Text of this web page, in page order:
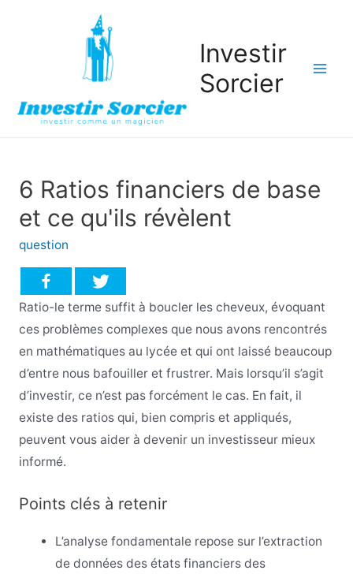
Investir
Sorcier
6 Ratios financiers de base
et ce qu'ils révèlent
question
Ratio-le terme suffit à boucler les cheveux, évoquant
ces problèmes complexes que nous avons rencontrés
en mathématiques au lycée et qui ont laissé beaucoup
d’entre nous bafouiller et frustrer. Mais lorsqu’il s’agit
d’investir, ce n’est pas forcément le cas. En fait, il
existe des ratios qui, bien compris et appliqués,
peuvent vous aider à devenir un investisseur mieux
informé.
Points clés à retenir
L’analyse fondamentale repose sur l’extraction
de données des états financiers des